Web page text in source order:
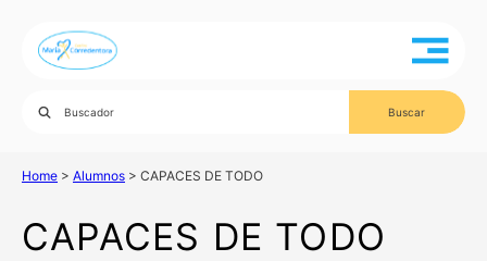
Home > Alumnos > CAPACES DE TODO
CAPACES DE TODO